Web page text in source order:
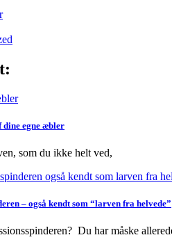
dine egne æbler
som du ikke helt ved,
– også kendt som “larven fra helvede”
Du har måske